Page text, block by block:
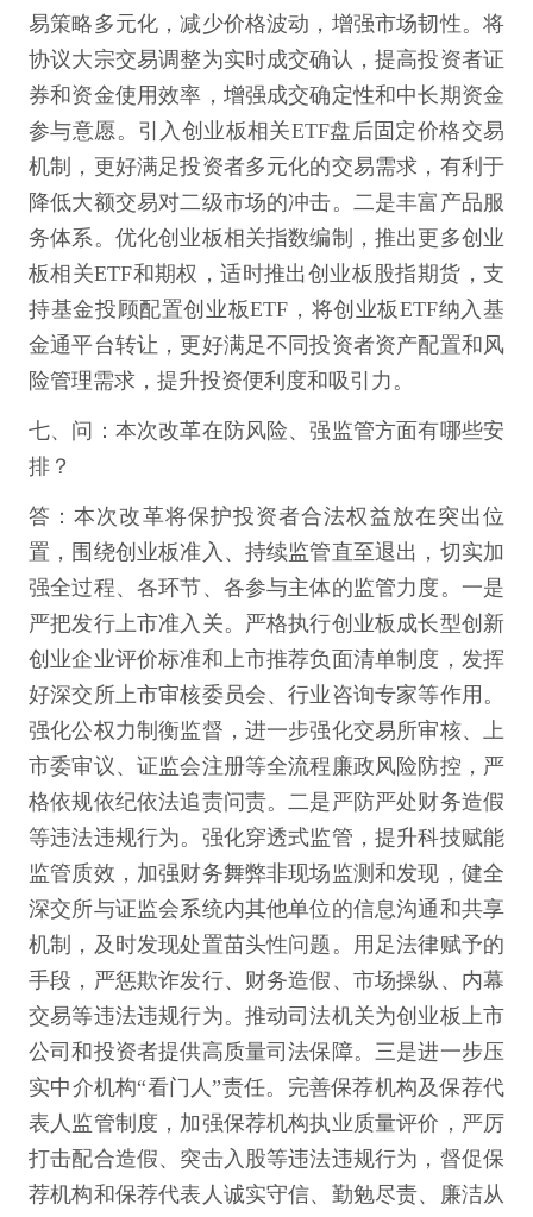
易策略多元化，减少价格波动，增强市场韧性。将
协议大宗交易调整为实时成交确认，提高投资者证
券和资金使用效率，增强成交确定性和中长期资金
参与意愿。引入创业板相关ETF盘后固定价格交易
机制，更好满足投资者多元化的交易需求，有利于
降低大额交易对二级市场的冲击。二是丰富产品服
务体系。优化创业板相关指数编制，推出更多创业
板相关ETF和期权，适时推出创业板股指期货，支
持基金投顾配置创业板ETF，将创业板ETF纳入基
金通平台转让，更好满足不同投资者资产配置和风
险管理需求，提升投资便利度和吸引力。
七、问：本次改革在防风险、强监管方面有哪些安
排？
答：本次改革将保护投资者合法权益放在突出位
置，围绕创业板准入、持续监管直至退出，切实加
强全过程、各环节、各参与主体的监管力度。一是
严把发行上市准入关。严格执行创业板成长型创新
创业企业评价标准和上市推荐负面清单制度，发挥
好深交所上市审核委员会、行业咨询专家等作用。
强化公权力制衡监督，进一步强化交易所审核、上
市委审议、证监会注册等全流程廉政风险防控，严
格依规依纪依法追责问责。二是严防严处财务造假
等违法违规行为。强化穿透式监管，提升科技赋能
监管质效，加强财务舞弊非现场监测和发现，健全
深交所与证监会系统内其他单位的信息沟通和共享
机制，及时发现处置苗头性问题。用足法律赋予的
手段，严惩欺诈发行、财务造假、市场操纵、内幕
交易等违法违规行为。推动司法机关为创业板上市
公司和投资者提供高质量司法保障。三是进一步压
实中介机构“看门人”责任。完善保荐机构及保荐代
表人监管制度，加强保荐机构执业质量评价，严厉
打击配合造假、突击入股等违法违规行为，督促保
荐机构和保荐代表人诚实守信、勤勉尽责、廉洁从